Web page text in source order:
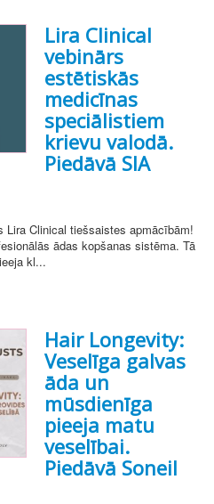
Lira Clinical
vebinārs
estētiskās
medicīnas
speciālistiem
krievu valodā.
Piedāvā SIA
Clinical tiešsaistes apmācībām!
ādas kopšanas sistēma. Tā
kl...
Hair Longevity:
Veselīga galvas
āda un
mūsdienīga
pieeja matu
veselībai.
Piedāvā Soneil